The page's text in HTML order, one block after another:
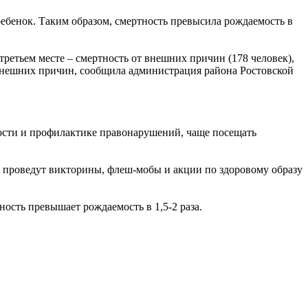
Таким образом, смертность превысила рождаемость в
месте – смертность от внешних причин (178 человек),
причин, сообщила администрация района Ростовской
и профилактике правонарушений, чаще посещать
викторины, флеш-мобы и акции по здоровому образу
превышает рождаемость в 1,5-2 раза.